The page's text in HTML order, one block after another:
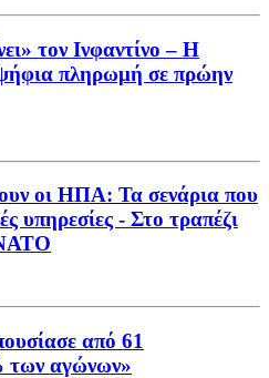
τον Ινφαντίνο – Η
πληρωμή σε πρώην
οι ΗΠΑ: Τα σενάρια που
υπηρεσίες - Στο τραπέζι
ΝΑΤΟ
από 61
των αγώνων»